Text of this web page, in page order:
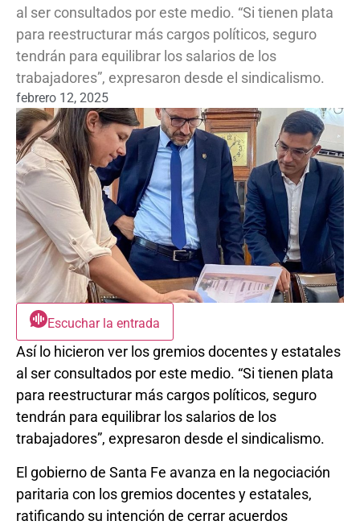
al ser consultados por este medio. “Si tienen plata
para reestructurar más cargos políticos, seguro
tendrán para equilibrar los salarios de los
trabajadores”, expresaron desde el sindicalismo.
febrero 12, 2025
Escuchar la entrada
Así lo hicieron ver los gremios docentes y estatales
al ser consultados por este medio. “Si tienen plata
para reestructurar más cargos políticos, seguro
tendrán para equilibrar los salarios de los
trabajadores”, expresaron desde el sindicalismo.
El gobierno de Santa Fe avanza en la negociación
paritaria con los gremios docentes y estatales,
ratificando su intención de cerrar acuerdos